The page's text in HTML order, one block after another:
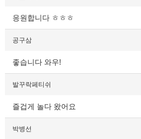
응원합니다 ㅎㅎㅎ
공구삼
좋습니다 와우!
발꾸락페티쉬
즐겁게 놀다 왔어요
박병선